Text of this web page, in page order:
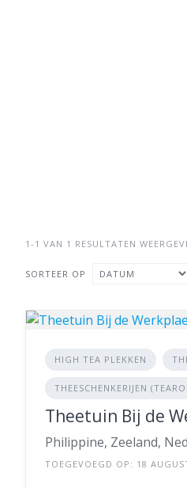
1-1 VAN 1 RESULTATEN
SORTEER OP
HIGH TEA PLEKKEN
THEESCHENKERIJEN
Theetuin Bij de
Philippine, Zeeland,
TOEGEVOEGD OP: 18